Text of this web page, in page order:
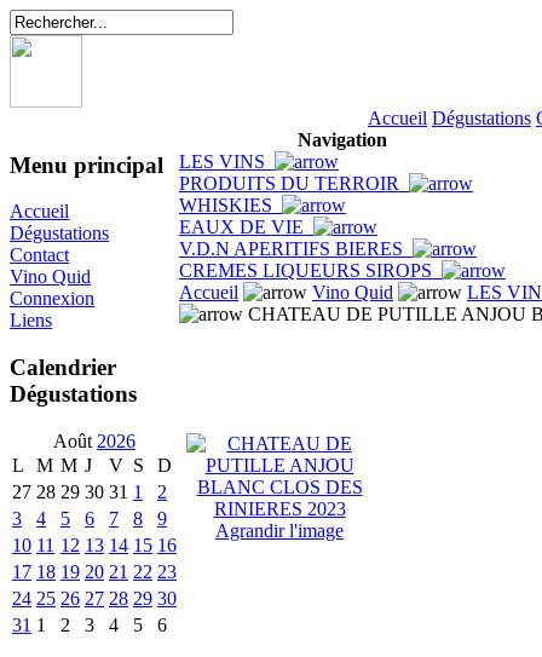
Accueil Dégustations
Menu principal
Accueil
Dégustations
Contact
Vino Quid
Connexion
Liens
Calendrier
Dégustations
Août 2026
L
M M J V S
D
27 28 29 30 31 1
2
3
4 5 6 7 8
9
10 11 12 13 14 15 16
17 18 19 20 21 22 23
24 25 26 27 28 29 30
31 1 2 3 4 5 6
Navigation
LES VINS
PRODUITS DU TERROIR
WHISKIES
EAUX DE VIE
V.D.N APERITIFS BIERES
CREMES LIQUEURS SIROPS
Accueil
Vino Quid
LES
CHATEAU DE PUTILLE ANJOU
Agrandir l'image